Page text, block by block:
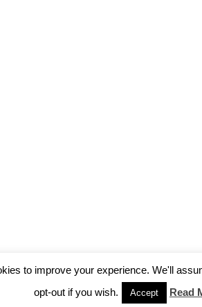
to improve your experience. We'll
opt-out if you wish.
Accept Read